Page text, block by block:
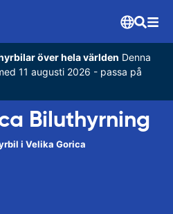
över hela världen Denna
11 augusti 2026 - passa på
Biluthyrning
i Velika Gorica